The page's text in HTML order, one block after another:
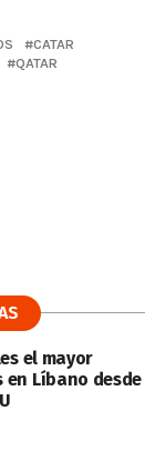
CATAR
QATAR
el mayor
en Líbano desde